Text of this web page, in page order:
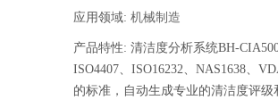
应用领域: 机械制造
产品特性: 清洁度分析系统BH-
ISO4407、ISO16232、NAS1638、
的标准，自动生成专业的清洁度评级